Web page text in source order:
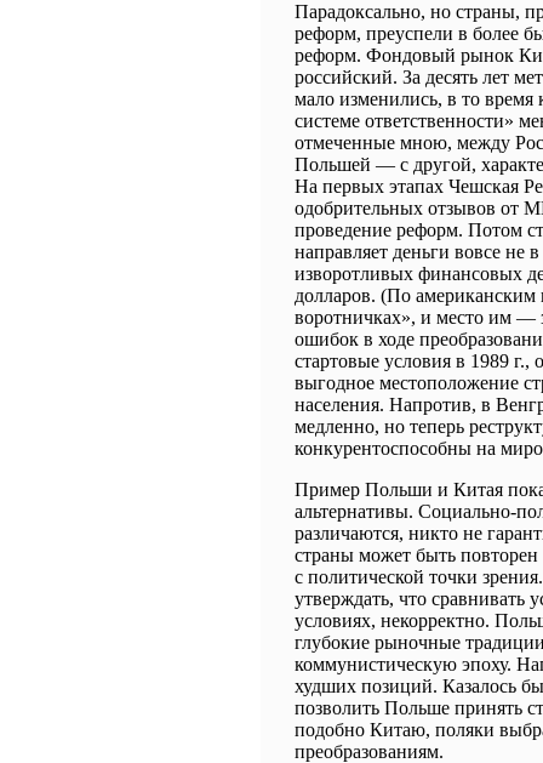
Парадоксально, но страны,
реформ, преуспели в более
реформ. Фондовый рынок
российский. За десять лет
мало изменились, в то
системе ответственности»
отмеченные мною, между
Польшей ― с другой,
На первых этапах Чешская
одобрительных отзывов от
проведение реформ. Потом
направляет деньги вовсе не
изворотливых финансовых
долларов. (По
воротничках», и место им ―
ошибок в ходе
стартовые условия в 1989 г.,
выгодное местоположение
населения. Напротив, в
медленно, но теперь
конкурентоспособны на
Пример Польши и Китая
альтернативы. Социально-
различаются, никто не
страны может быть
с политической точки
утверждать, что сравнивать
условиях, некорректно.
глубокие рыночные
коммунистическую эпоху.
худших позиций. Казалось
позволить Польше принять
подобно Китаю, поляки
преобразованиям.